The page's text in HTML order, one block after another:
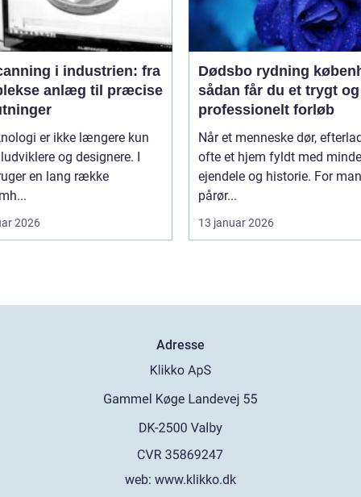
i industrien: fra
anlæg til præcise
er ikke længere kun
og designere. I
en lang række
2026
Dødsbo rydning
sådan får du et trygt og
professionelt forløb
Når et menneske dør,
ofte et hjem fyldt med
ejendele og historie. For
pårør...
13 januar 2026
Adresse
web: www.klikko.dk